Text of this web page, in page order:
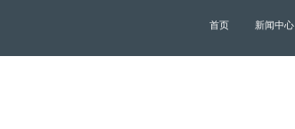
首页 新闻中心